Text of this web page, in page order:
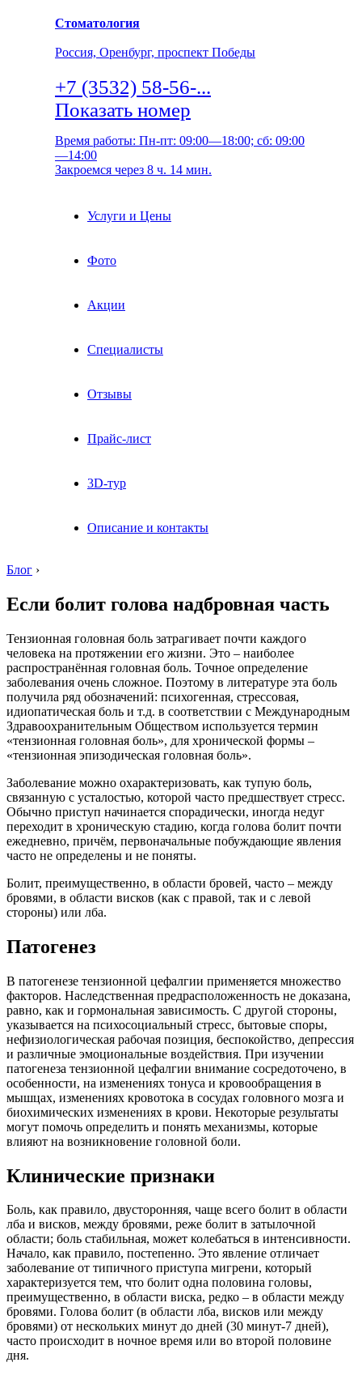
Стоматология
Россия, Оренбург, проспект Победы
+7 (3532) 58-56-...
Показать номер
Время работы: Пн-пт: 09:00—18:00; сб: 09:00
—14:00
Закроемся через 8 ч. 14 мин.
Услуги и Цены
Фото
Акции
Специалисты
Отзывы
Прайс-лист
3D-тур
Описание и контакты
Блог ›
Если болит голова надбровная часть
Тензионная головная боль затрагивает почти каждого
человека на протяжении его жизни. Это – наиболее
распространённая головная боль. Точное определение
заболевания очень сложное. Поэтому в литературе эта боль
получила ряд обозначений: психогенная, стрессовая,
идиопатическая боль и т.д. в соответствии с Международным
Здравоохранительным Обществом используется термин
«тензионная головная боль», для хронической формы –
«тензионная эпизодическая головная боль».
Заболевание можно охарактеризовать, как тупую боль,
связанную с усталостью, которой часто предшествует стресс.
Обычно приступ начинается спорадически, иногда недуг
переходит в хроническую стадию, когда голова болит почти
ежедневно, причём, первоначальные побуждающие явления
часто не определены и не поняты.
Болит, преимущественно, в области бровей, часто – между
бровями, в области висков (как с правой, так и с левой
стороны) или лба.
Патогенез
В патогенезе тензионной цефалгии применяется множество
факторов. Наследственная предрасположенность не доказана,
равно, как и гормональная зависимость. С другой стороны,
указывается на психосоциальный стресс, бытовые споры,
нефизиологическая рабочая позиция, беспокойство, депрессия
и различные эмоциональные воздействия. При изучении
патогенеза тензионной цефалгии внимание сосредоточено, в
особенности, на изменениях тонуса и кровообращения в
мышцах, изменениях кровотока в сосудах головного мозга и
биохимических изменениях в крови. Некоторые результаты
могут помочь определить и понять механизмы, которые
влияют на возникновение головной боли.
Клинические признаки
Боль, как правило, двусторонняя, чаще всего болит в области
лба и висков, между бровями, реже болит в затылочной
области; боль стабильная, может колебаться в интенсивности.
Начало, как правило, постепенно. Это явление отличает
заболевание от типичного приступа мигрени, который
характеризуется тем, что болит одна половина головы,
преимущественно, в области виска, редко – в области между
бровями. Голова болит (в области лба, висков или между
бровями) от нескольких минут до дней (30 минут-7 дней),
часто происходит в ночное время или во второй половине
дня.